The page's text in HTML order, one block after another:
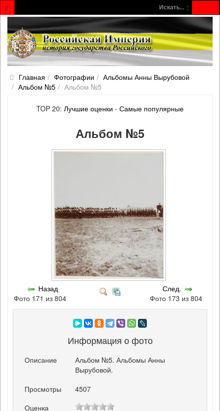
Искать...
Главная Фотографии
Альбомы Анны Вырубовой
Альбом №5
Альбом №5
TOP 20: Лучшие оценки - Самые популярные
Альбом №5
Назад
Фото 171 из 804
След.
Фото 173 из 804
Информация о фото
Описание
Альбом №5. Альбомы Анны
Вырубовой.
Просмотры
4507
Оценка